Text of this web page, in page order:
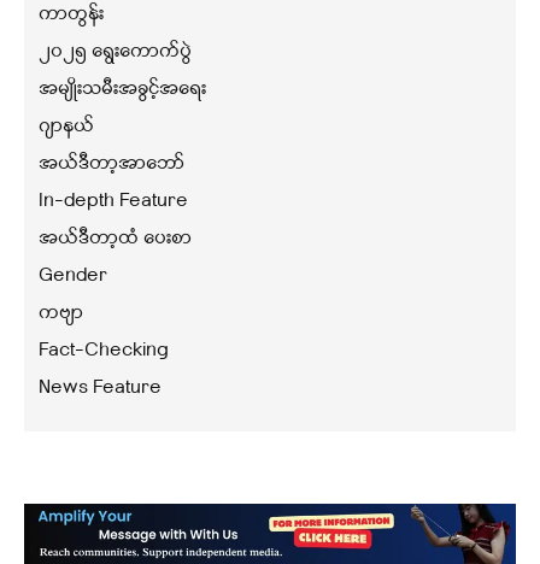
ကာတွန်း
၂၀၂၅ ရွေးကောက်ပွဲ
အမျိုးသမီးအခွင့်အရေး
ဂျာနယ်
အယ်ဒီတာ့အာဘော်
In-depth Feature
အယ်ဒီတာ့ထံ ပေးစာ
Gender
ကဗျာ
Fact-Checking
News Feature